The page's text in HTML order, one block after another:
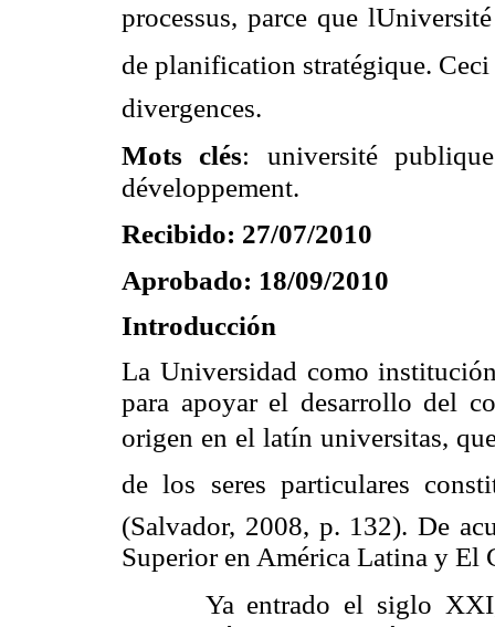
processus, parce que
de planification stratégique. Ceci
divergences.
Mots clés: université
développement.
Recibido: 27/07/2010
Aprobado: 18/09/2010
Introducción
La Universidad como
para apoyar el desarrollo del
origen en el latín universitas,
de los seres particulares
(Salvador, 2008, p. 132). De
Superior en América Latina y
Ya entrado el siglo